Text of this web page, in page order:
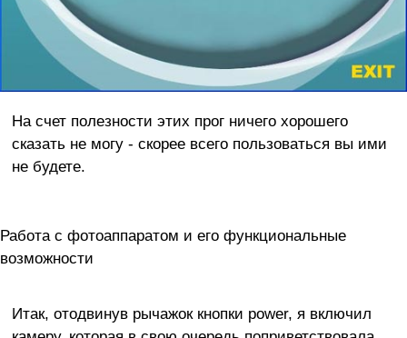
На счет полезности этих прог ничего хорошего
сказать не могу - скорее всего пользоваться вы ими
не будете.
Работа с фотоаппаратом и его функциональные
возможности
Итак, отодвинув рычажок кнопки power, я включил